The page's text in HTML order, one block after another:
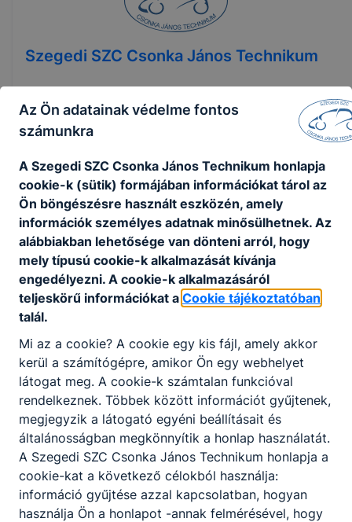
Szegedi SZC Csonka János Technikum
Telefon: +3662547122
Központi ügyfélszolgálat: +3662547122
E-mail cím: csonka@csonkaszeged.hu
Székhely : 6726 Szeged, Temesvári körút 38.
Postacím: 6726 Szeged, Temesvári körút 38.
OM azonosító: 203052/012
Az Ön adatainak védelme fontos
számunkra
A Szegedi SZC Csonka János Technikum honlapja
cookie-k (sütik) formájában információkat tárol az
Ön böngészésre használt eszközén, amely
információk személyes adatnak minősülhetnek. Az
alábbiakban lehetősége van dönteni arról, hogy
mely típusú cookie-k alkalmazását kívánja
engedélyezni. A cookie-k alkalmazásáról
teljeskörű információkat a Cookie tájékoztatóban
talál.
Mi az a cookie? A cookie egy kis fájl, amely akkor
kerül a számítógépre, amikor Ön egy webhelyet
látogat meg. A cookie-k számtalan funkcióval
rendelkeznek. Többek között információt gyűjtenek,
megjegyzik a látogató egyéni beállításait és
általánosságban megkönnyítik a honlap használatát.
A Szegedi SZC Csonka János Technikum honlapja a
cookie-kat a következő célokból használja:
információ gyűjtése azzal kapcsolatban, hogyan
használja Ön a honlapot -annak felmérésével, hogy